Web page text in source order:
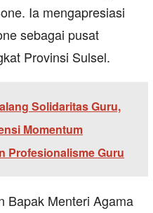
Ia mengapresiasi
sebagai pusat
Provinsi Sulsel.
Solidaritas Guru,
Momentum
Profesionalisme Guru
Bapak Menteri Agama